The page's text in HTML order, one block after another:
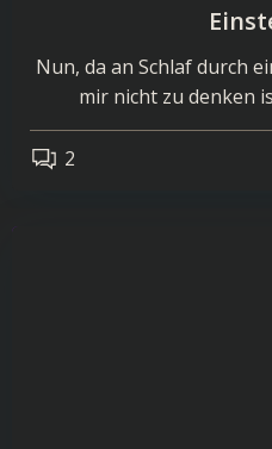
Nun, da an Schlaf durch
mir nicht zu denken
2